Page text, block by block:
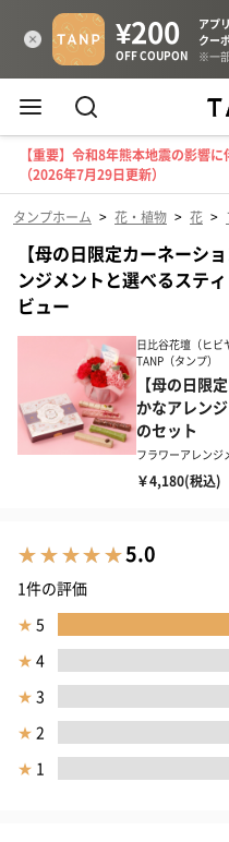
【重要】令和8年熊本地震の影響
（2026年7月29日更新）
タンプホーム > 花・植物 > 花 >
【母の日限定カーネーシ
ンジメントと選べるステ
ビュー
日比谷花壇（ヒビ
TANP（タンプ）
【母の日限
かなアレン
のセット
フラワーアレンジ
￥4,180(税込)
5.0
1件の評価
★ 5
★ 4
★ 3
★ 2
★ 1